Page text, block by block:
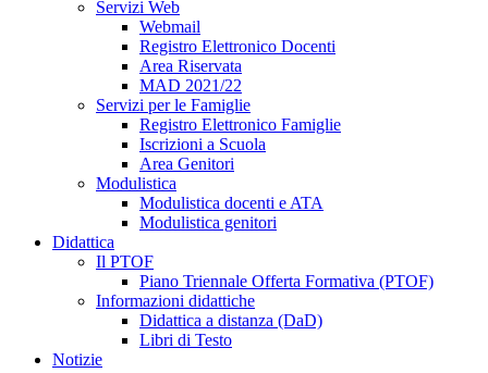
Servizi Web
Webmail
Registro Elettronico Docenti
Area Riservata
MAD 2021/22
Servizi per le Famiglie
Registro Elettronico Famiglie
Iscrizioni a Scuola
Area Genitori
Modulistica
Modulistica docenti e ATA
Modulistica genitori
Didattica
Il PTOF
Piano Triennale Offerta Formativa (PTOF)
Informazioni didattiche
Didattica a distanza (DaD)
Libri di Testo
Notizie